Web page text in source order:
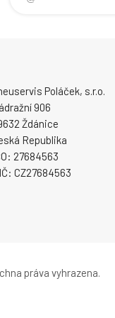
Poláček, s.r.o.
906
Ždánice
Republika
27684563
CZ27684563
práva vyhrazena.